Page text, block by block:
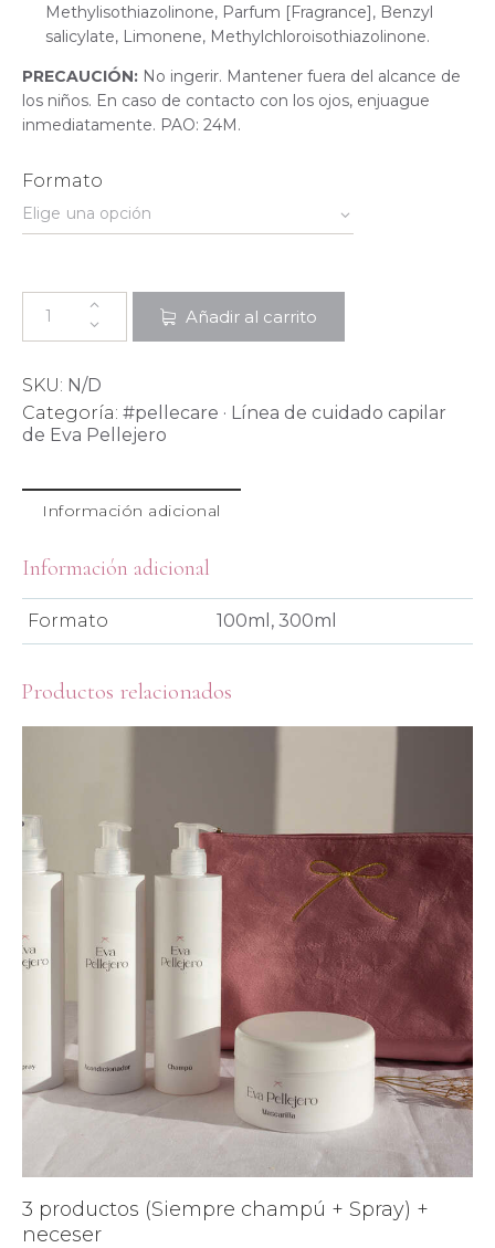
Methylisothiazolinone, Parfum [Fragrance], Benzyl
salicylate, Limonene, Methylchloroisothiazolinone.
PRECAUCIÓN: No ingerir. Mantener fuera del alcance de
los niños. En caso de contacto con los ojos, enjuague
inmediatamente. PAO: 24M.
Formato
Añadir al carrito
SKU: N/D
Categoría: #pellecare · Línea de cuidado capilar
de Eva Pellejero
Información adicional
Información adicional
Formato 100ml, 300ml
Productos relacionados
3 productos (Siempre champú + Spray) +
neceser